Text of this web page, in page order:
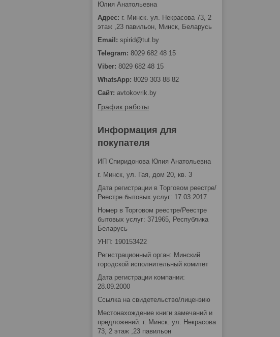
Юлия Анатольевна
г. Минск. ул. Некрасова 73, 2
этаж ,23 павильон, Минск, Беларусь
spirid@tut.by
8029 682 48 15
8029 682 48 15
8029 303 88 82
avtokovrik.by
График работы
Информация для
покупателя
ИП Спиридонова Юлия Анатольевна
г. Минск, ул. Гая, дом 20, кв. 3
Дата регистрации в Торговом реестре/
Реестре бытовых услуг: 17.03.2017
Номер в Торговом реестре/Реестре
бытовых услуг: 371965, Республика
Беларусь
УНП: 190153422
Регистрационный орган: Минский
городской исполнительный комитет
Дата регистрации компании:
28.09.2000
Ссылка на свидетельство/лицензию
Местонахождение книги замечаний и
предложений: г. Минск. ул. Некрасова
73, 2 этаж ,23 павильон